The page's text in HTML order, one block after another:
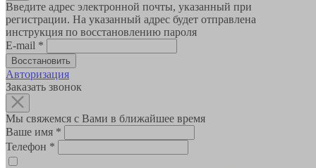
Введите адрес электронной почты, указанный при
регистрации. На указанный адрес будет отправлена
инструкция по восстановлению пароля
E-mail *
Авторизация
Заказать звонок
Мы свяжемся с Вами в ближайшее время
Ваше имя *
Телефон *